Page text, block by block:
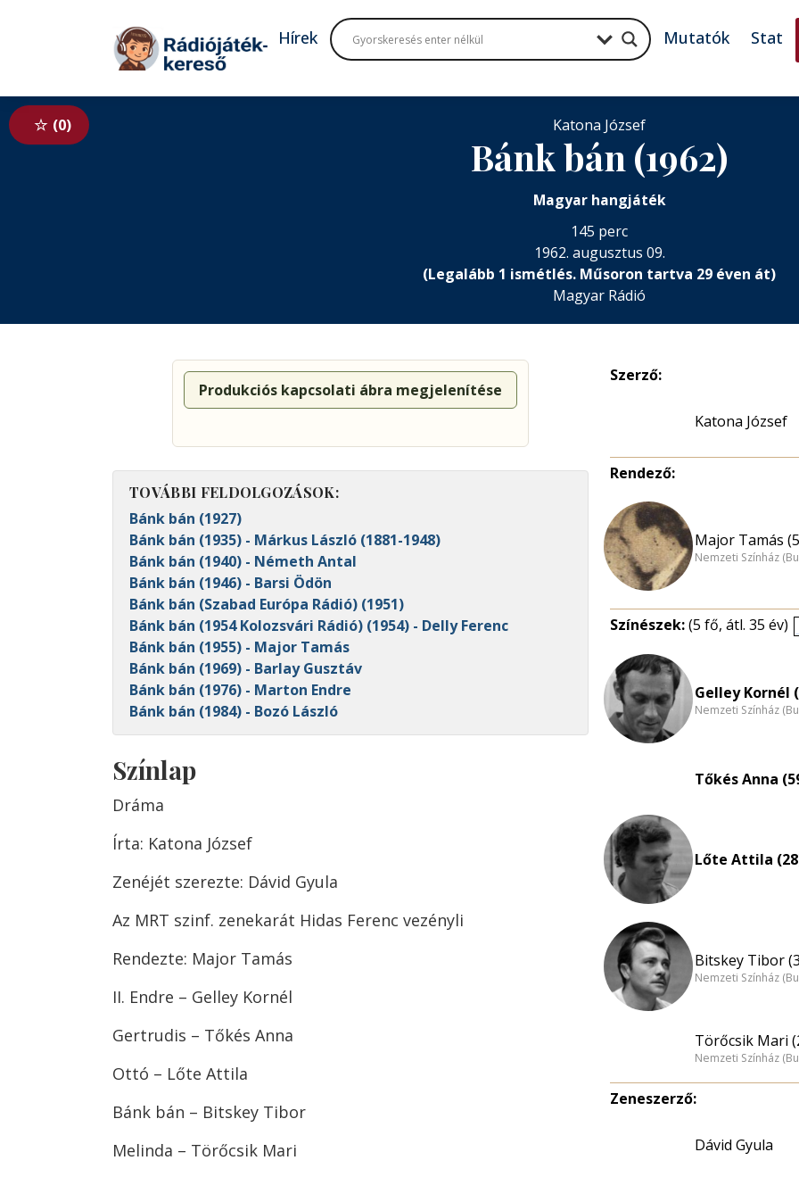
Tovább a tartalomhoz
Hírek Mutatók Stat
0 Katona József
Bánk bán (1962)
Magyar hangjáték
145 perc
1962. augusztus 09.
(Legalább 1 ismétlés. Műsoron tartva 29 éven át)
Magyar Rádió
Produkciós kapcsolati ábra megjelenítése
TOVÁBBI FELDOLGOZÁSOK:
Bánk bán (1927)
Bánk bán (1935) - Márkus László (1881-1948)
Bánk bán (1940) - Németh Antal
Bánk bán (1946) - Barsi Ödön
Bánk bán (Szabad Európa Rádió) (1951)
Bánk bán (1954 Kolozsvári Rádió) (1954) - Delly Ferenc
Bánk bán (1955) - Major Tamás
Bánk bán (1969) - Barlay Gusztáv
Bánk bán (1976) - Marton Endre
Bánk bán (1984) - Bozó László
Színlap
Dráma
Írta: Katona József
Zenéjét szerezte: Dávid Gyula
Az MRT szinf. zenekarát Hidas Ferenc vezényli
Rendezte: Major Tamás
II. Endre – Gelley Kornél
Gertrudis – Tőkés Anna
Ottó – Lőte Attila
Bánk bán – Bitskey Tibor
Melinda – Törőcsik Mari
Szerző:
Katona József
Rendező:
Major Tamás
Nemzeti Színház
Színészek:(5 fő, átl. 35 év)
Gelley Kornél
Nemzeti Színház
Tőkés Anna
Lőte Attila
Bitskey Tibor
Nemzeti Színház
Törőcsik Mari
Nemzeti Színház
Zeneszerző:
Dávid Gyula